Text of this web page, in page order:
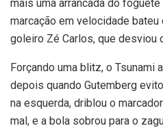
mais uma arrancada do
marcação em velocidade bateu
goleiro Zé Carlos, que desviou
Forçando uma blitz, o Tsunami
depois quando Gutemberg
na esquerda, driblou o
mal, e a bola sobrou para o